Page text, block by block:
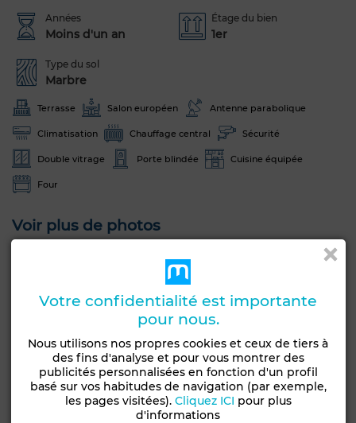
Années
Moins d'un an
Étage du bien
1er
Type du sol
Marbre
Terrasse Salon européen Antenne parabolique
Climatisation Chauffage central Sécurité
Double vitrage Porte blindée Cuisine équipée
Four
Voir plus de photos
Votre confidentialité est importante
pour nous.
Nous utilisons nos propres cookies et ceux de tiers à
des fins d'analyse et pour vous montrer des
publicités personnalisées en fonction d'un profil
basé sur vos habitudes de navigation (par exemple,
les pages visitées). Cliquez ICI pour plus
d'informations